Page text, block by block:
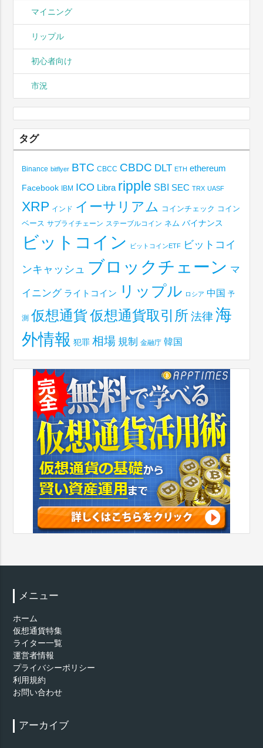
マイニング
リップル
初心者向け
市況
タグ
Binance bitflyer BTC CBCC CBDC DLT ETH ethereum
Facebook IBM ICO Libra ripple SBI SEC TRX UASF
XRP インド イーサリアム コインチェック コイン
ベース サプライチェーン ステーブルコイン ネム バイナンス
ビットコイン ビットコインETF ビットコイ
ンキャッシュ ブロックチェーン マ
イニング ライトコイン リップル ロシア 中国 予
測 仮想通貨仮想通貨取引所 法律 海
外情報 犯罪 相場 規制 金融庁 韓国
メニュー
ホーム
仮想通貨特集
ライター一覧
運営者情報
プライバシーポリシー
利用規約
お問い合わせ
アーカイブ